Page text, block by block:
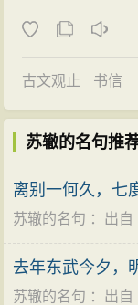
义》来考取天下
及时决定。诗赋
不浅。至于治经
总之，来年都还
者自己的见解，
义的考试，使应
古文观止 书信
苏辙的名句推
离别一何久，七
苏辙的名句 ：出自
去年东武今夕，
苏辙的名句 ：出自